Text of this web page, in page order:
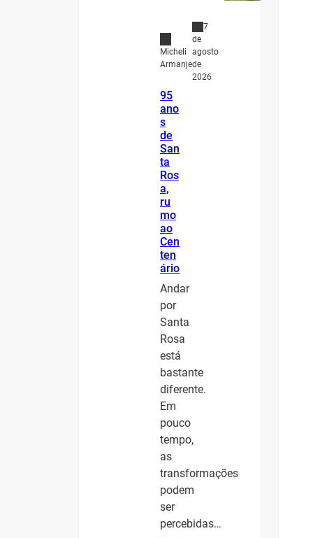
Micheli
Armanje
7
de
agosto
de
2026
95
ano
s
de
San
ta
Ros
a,
ru
mo
ao
Cen
ten
ário
Andar
por
Santa
Rosa
está
bastante
diferente.
Em
pouco
tempo,
as
transformações
podem
ser
percebidas…